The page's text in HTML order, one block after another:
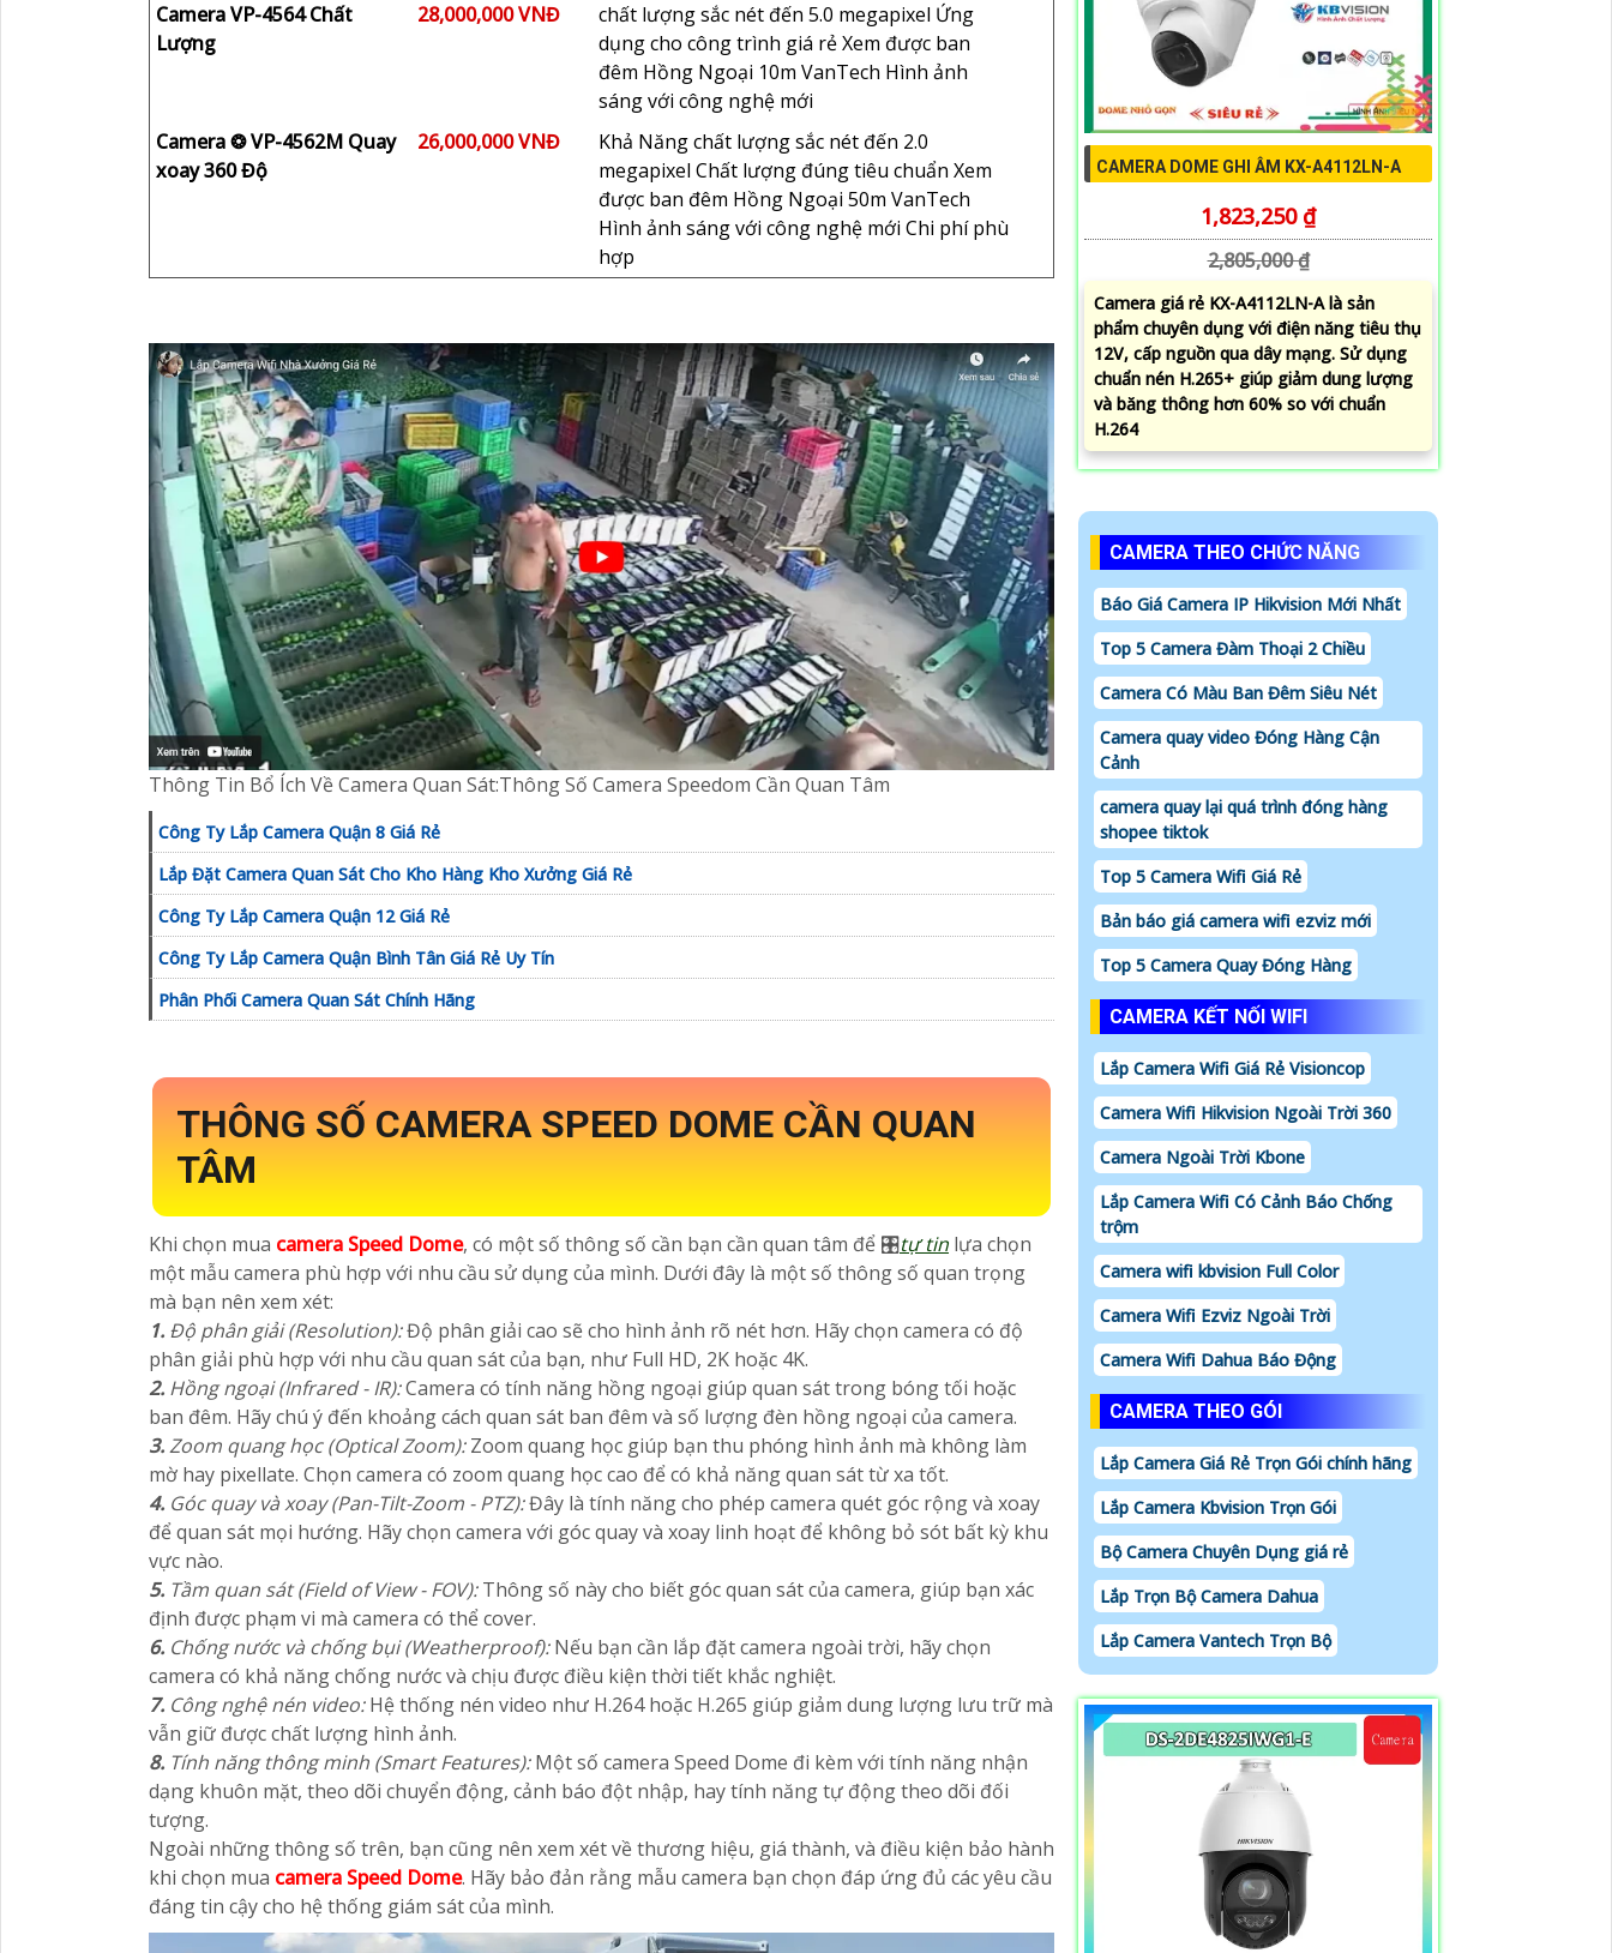
Camera VP-4564 Chất
Lượng
28,000,000 VNĐ
chất lượng sắc nét đến 5.0 megapixel Ứng
dụng cho công trình giá rẻ Xem được ban
đêm Hồng Ngoại 10m VanTech Hình ảnh
sáng với công nghệ mới
Camera ❂ VP-4562M Quay
xoay 360 Độ
26,000,000 VNĐ
Khả Năng chất lượng sắc nét đến 2.0
megapixel Chất lượng đúng tiêu chuẩn Xem
được ban đêm Hồng Ngoại 50m VanTech
Hình ảnh sáng với công nghệ mới Chi phí phù
hợp
Thông Tin Bổ Ích Về Camera Quan Sát:Thông Số Camera Speedom Cần Quan Tâm
Công Ty Lắp Camera Quận 8 Giá Rẻ
Lắp Đặt Camera Quan Sát Cho Kho Hàng Kho Xưởng Giá Rẻ
Công Ty Lắp Camera Quận 12 Giá Rẻ
Công Ty Lắp Camera Quận Bình Tân Giá Rẻ Uy Tín
Phân Phối Camera Quan Sát Chính Hãng
THÔNG SỐ CAMERA SPEED DOME CẦN QUAN
TÂM
Khi chọn mua camera Speed Dome, có một số thông số cần bạn cần quan tâm để 🎛tự tin lựa chọn
một mẫu camera phù hợp với nhu cầu sử dụng của mình. Dưới đây là một số thông số quan trọng
mà bạn nên xem xét:
1. Độ phân giải (Resolution):Độ phân giải cao sẽ cho hình ảnh rõ nét hơn. Hãy chọn camera có độ
phân giải phù hợp với nhu cầu quan sát của bạn, như Full HD, 2K hoặc 4K.
2. Hồng ngoại (Infrared - IR):Camera có tính năng hồng ngoại giúp quan sát trong bóng tối hoặc
ban đêm. Hãy chú ý đến khoảng cách quan sát ban đêm và số lượng đèn hồng ngoại của camera.
3.Zoom quang học (Optical Zoom):Zoom quang học giúp bạn thu phóng hình ảnh mà không làm
mờ hay pixellate. Chọn camera có zoom quang học cao để có khả năng quan sát từ xa tốt.
4. Góc quay và xoay (Pan-Tilt-Zoom - PTZ):Đây là tính năng cho phép camera quét góc rộng và xoay
để quan sát mọi hướng. Hãy chọn camera với góc quay và xoay linh hoạt để không bỏ sót bất kỳ khu
vực nào.
5. Tầm quan sát (Field of View - FOV):Thông số này cho biết góc quan sát của camera, giúp bạn xác
định được phạm vi mà camera có thể cover.
6. Chống nước và chống bụi (Weatherproof):Nếu bạn cần lắp đặt camera ngoài trời, hãy chọn
camera có khả năng chống nước và chịu được điều kiện thời tiết khắc nghiệt.
7. Công nghệ nén video:Hệ thống nén video như H.264 hoặc H.265 giúp giảm dung lượng lưu trữ mà
vẫn giữ được chất lượng hình ảnh.
8. Tính năng thông minh (Smart Features):Một số camera Speed Dome đi kèm với tính năng nhận
dạng khuôn mặt, theo dõi chuyển động, cảnh báo đột nhập, hay tính năng tự động theo dõi đối
tượng.
Ngoài những thông số trên, bạn cũng nên xem xét về thương hiệu, giá thành, và điều kiện bảo hành
khi chọn mua camera Speed Dome. Hãy bảo đản rằng mẫu camera bạn chọn đáp ứng đủ các yêu cầu
đáng tin cậy cho hệ thống giám sát của mình.
CAMERA DOME GHI ÂM KX-A4112LN-A
1,823,250 ₫
2,805,000 ₫
Camera giá rẻ KX-A4112LN-A là sản
phẩm chuyên dụng với điện năng tiêu thụ
12V, cấp nguồn qua dây mạng. Sử dụng
chuẩn nén H.265+ giúp giảm dung lượng
và băng thông hơn 60% so với chuẩn
H.264
CAMERA THEO CHỨC NĂNG
Báo Giá Camera IP Hikvision Mới Nhất
Top 5 Camera Đàm Thoại 2 Chiều
Camera Có Màu Ban Đêm Siêu Nét
Camera quay video Đóng Hàng Cận
Cảnh
camera quay lại quá trình đóng hàng
shopee tiktok
Top 5 Camera Wifi Giá Rẻ
Bản báo giá camera wifi ezviz mới
Top 5 Camera Quay Đóng Hàng
CAMERA KẾT NỐI WIFI
Lắp Camera Wifi Giá Rẻ Visioncop
Camera Wifi Hikvision Ngoài Trời 360
Camera Ngoài Trời Kbone
Lắp Camera Wifi Có Cảnh Báo Chống
trộm
Camera wifi kbvision Full Color
Camera Wifi Ezviz Ngoài Trời
Camera Wifi Dahua Báo Động
CAMERA THEO GÓI
Lắp Camera Giá Rẻ Trọn Gói chính hãng
Lắp Camera Kbvision Trọn Gói
Bộ Camera Chuyên Dụng giá rẻ
Lắp Trọn Bộ Camera Dahua
Lắp Camera Vantech Trọn Bộ